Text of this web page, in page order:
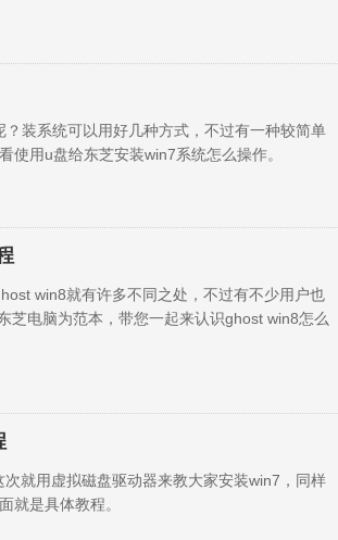
装系统可以用好几种方式，不过有一种较简单
使用u盘给东芝安装win7系统怎么操作。
win8就有许多不同之处，不过有不少用户也
芝电脑为范本，带您一起来认识ghost win8怎么
就用虚拟磁盘驱动器来教大家安装win7，同样
就是具体教程。